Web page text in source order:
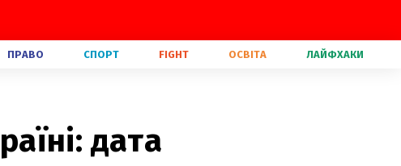
ПРАВО СПОРТ FIGHT ОСВІТА ЛАЙФХАКИ
дата